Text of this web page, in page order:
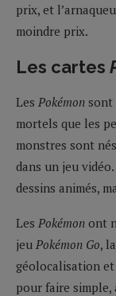
prix, et
moindre prix.
Les cartes
Les Pokémon sont
mortels que les
monstres sont
dans un jeu
dessins animés,
Les Pokémon ont
jeu Pokémon Go,
géolocalisation
pour faire simple,